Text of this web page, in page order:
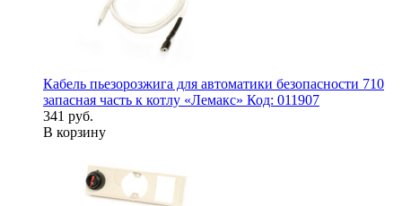
Кабель пьезорозжига для автоматики безопасности 710
запасная часть к котлу «Лемакс» Код: 011907
341 руб.
В корзину